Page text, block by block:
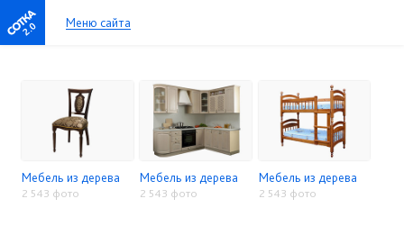
2.0 Меню сайта
Мебель из дерева
2 543 фото
Мебель из дерева
2 543 фото
Мебель из дерева
2 543 фото